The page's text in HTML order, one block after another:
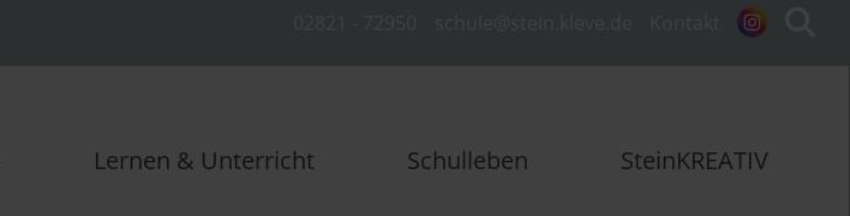
Lernen & Unterricht Schulleben SteinKREATIV